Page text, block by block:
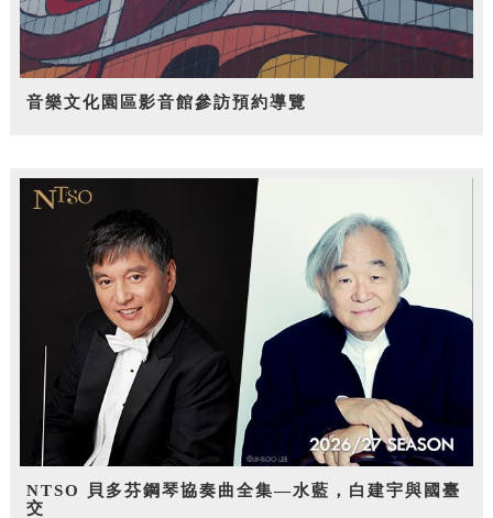
音樂文化園區影音館參訪預約導覽
NTSO 貝多芬鋼琴協奏曲全集—水藍，白建宇與國臺
交